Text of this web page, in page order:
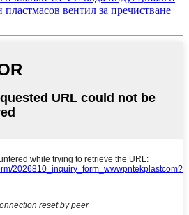
вентил за пречистване